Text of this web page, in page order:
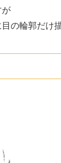
が
の輪郭だけ